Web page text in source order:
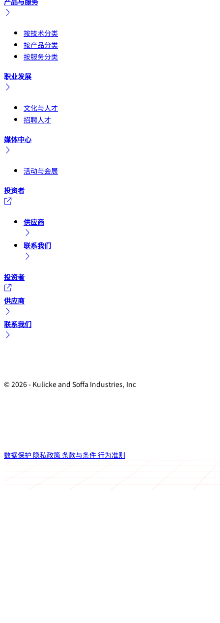
按技术分类
按产品分类
按服务分类
职业发展
文化与人才
招聘人才
媒体中心
活动与会展
投资者
供应商
联系我们
投资者
供应商
联系我们
© 2026 - Kulicke and Soffa Industries, Inc
数据保护 隐私政策条款与条件行为准则